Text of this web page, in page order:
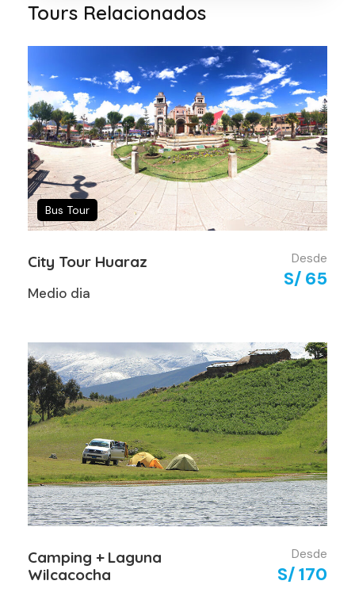
Tours Relacionados
Bus Tour
City Tour Huaraz Desde
S/ 65
Medio dia
Camping + Laguna
Wilcacocha
Desde
S/ 170